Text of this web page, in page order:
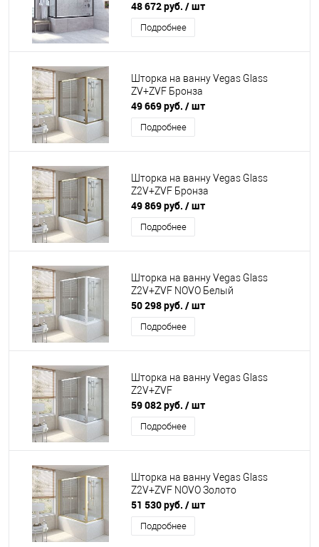
48 672 руб. / шт
Подробнее
Шторка на ванну Vegas Glass
ZV+ZVF Бронза
49 669 руб. / шт
Подробнее
Шторка на ванну Vegas Glass
Z2V+ZVF Бронза
49 869 руб. / шт
Подробнее
Шторка на ванну Vegas Glass
Z2V+ZVF NOVO Белый
50 298 руб. / шт
Подробнее
Шторка на ванну Vegas Glass
Z2V+ZVF
59 082 руб. / шт
Подробнее
Шторка на ванну Vegas Glass
Z2V+ZVF NOVO Золото
51 530 руб. / шт
Подробнее